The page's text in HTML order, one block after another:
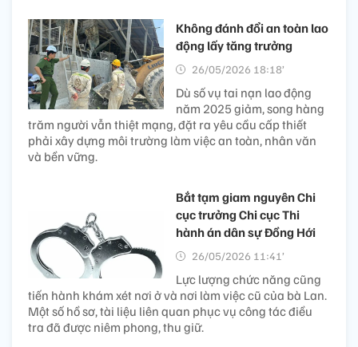
Không đánh đổi an toàn lao
động lấy tăng trưởng
26/05/2026 18:18’
Dù số vụ tai nạn lao động
năm 2025 giảm, song hàng
trăm người vẫn thiệt mạng, đặt ra yêu cầu cấp thiết
phải xây dựng môi trường làm việc an toàn, nhân văn
và bền vững.
Bắt tạm giam nguyên Chi
cục trưởng Chi cục Thi
hành án dân sự Đồng Hới
26/05/2026 11:41’
Lực lượng chức năng cũng
tiến hành khám xét nơi ở và nơi làm việc cũ của bà Lan.
Một số hồ sơ, tài liệu liên quan phục vụ công tác điều
tra đã được niêm phong, thu giữ.